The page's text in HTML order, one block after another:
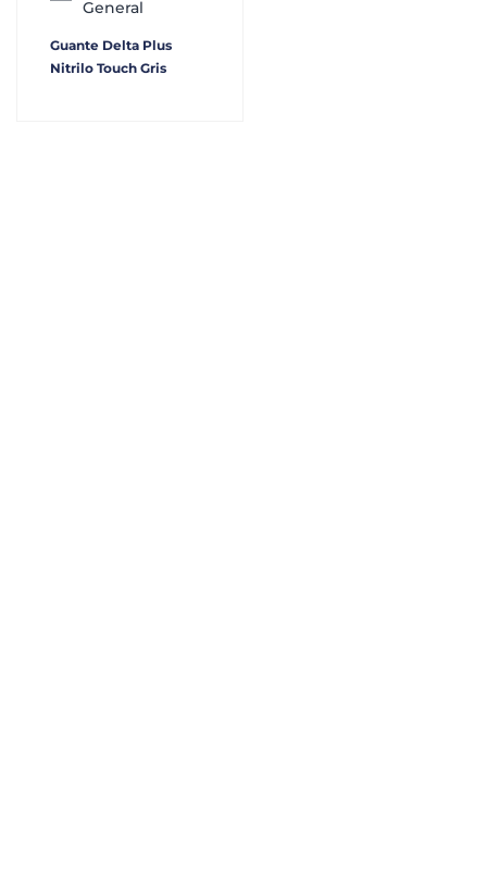
General
Guante Delta Plus
Nitrilo Touch Gris